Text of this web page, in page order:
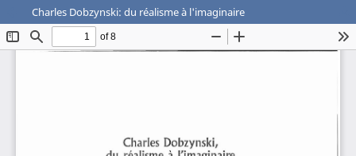
Charles Dobzynski: du réalisme à l'imaginaire